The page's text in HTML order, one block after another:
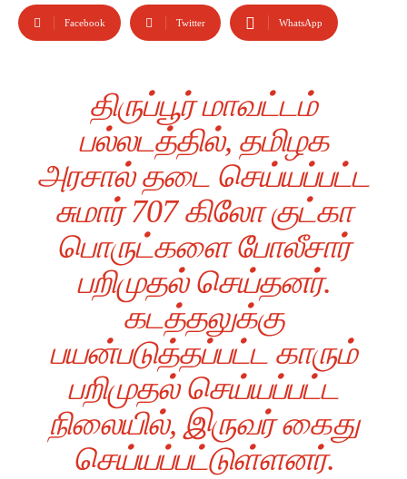
Facebook Twitter WhatsApp
திருப்பூர் மாவட்டம்
பல்லடத்தில், தமிழக
அரசால் தடை செய்யப்பட்ட
சுமார் 707 கிலோ குட்கா
பொருட்களை போலீசார்
பறிமுதல் செய்தனர்.
கடத்தலுக்கு
பயன்படுத்தப்பட்ட காரும்
பறிமுதல் செய்யப்பட்ட
நிலையில், இருவர் கைது
செய்யப்பட்டுள்ளனர்.